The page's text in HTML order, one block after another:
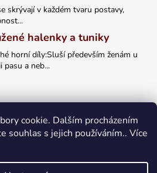
cookie. Dalším procházením
souhlas s jejich používáním.. Více
skrývají v každém tvaru postavy,
halenky a tuniky
horní díly:Sluší především ženám u
pasu a neb...